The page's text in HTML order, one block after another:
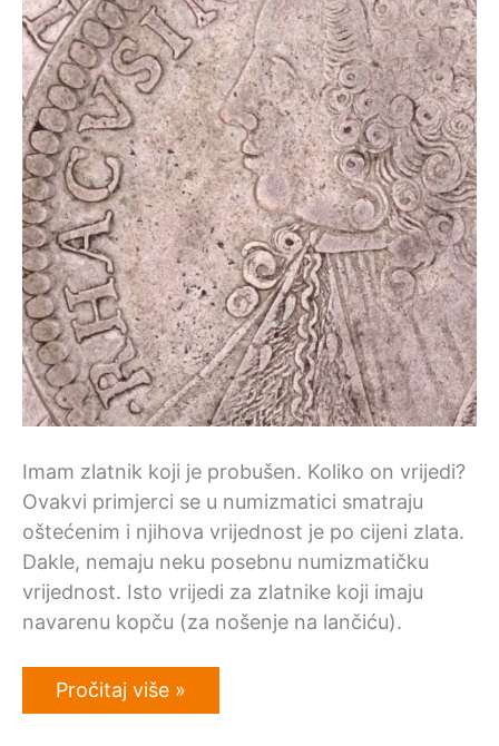
Imam zlatnik koji je probušen. Koliko on vrijedi?
Ovakvi primjerci se u numizmatici smatraju
oštećenim i njihova vrijednost je po cijeni zlata.
Dakle, nemaju neku posebnu numizmatičku
vrijednost. Isto vrijedi za zlatnike koji imaju
navarenu kopču (za nošenje na lančiću).
Imam
zlatnik
Pročitaj više »